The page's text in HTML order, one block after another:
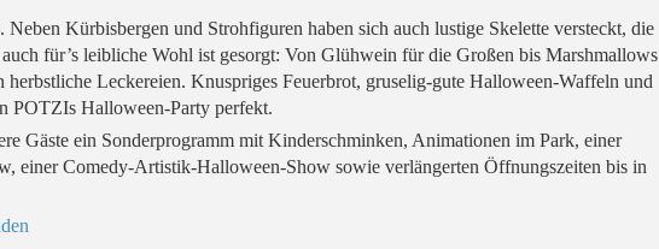
Kürbisbergen und Strohfiguren haben sich auch lustige Skelette versteckt, die
für’s leibliche Wohl ist gesorgt: Von Glühwein für die Großen bis Marshmallows
herbstliche Leckereien. Knuspriges Feuerbrot, gruselig-gute Halloween-Waffeln und
POTZIs Halloween-Party perfekt.
Gäste ein Sonderprogramm mit Kinderschminken, Animationen im Park, einer
einer Comedy-Artistik-Halloween-Show sowie verlängerten Öffnungszeiten bis in